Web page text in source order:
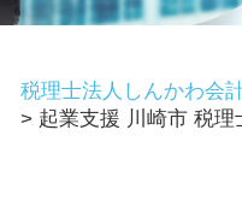
税理士法人しんかわ会
> 起業支援 川崎市 税理